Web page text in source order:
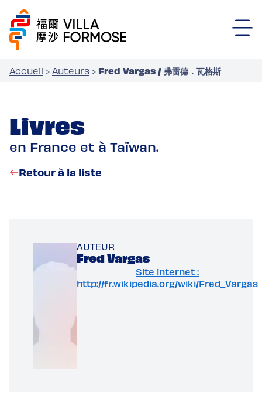
Accueil › Auteurs › Fred Vargas / 弗雷德．瓦格斯
Livres
en France et à Taïwan.
Retour à la liste
AUTEUR
Fred Vargas
Site internet :
http://fr.wikipedia.org/wiki/Fred_Vargas